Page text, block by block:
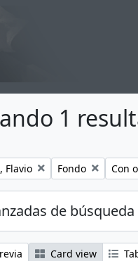
1
Flavio Remove filter:
Fondo Con
de búsqueda
Card view